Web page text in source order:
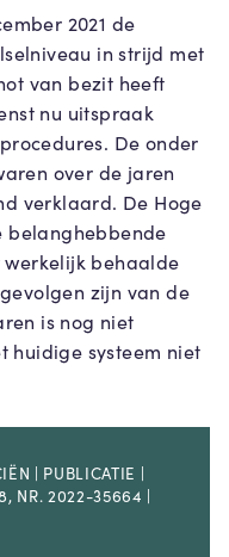
2021 de
in strijd met
van bezit heeft
nu uitspraak
De onder
over de jaren
verklaard. De Hoge
belanghebbende
werkelijk behaalde
zijn van de
is nog niet
huidige systeem niet
| PUBLICATIE |
NR. 2022-35664 |